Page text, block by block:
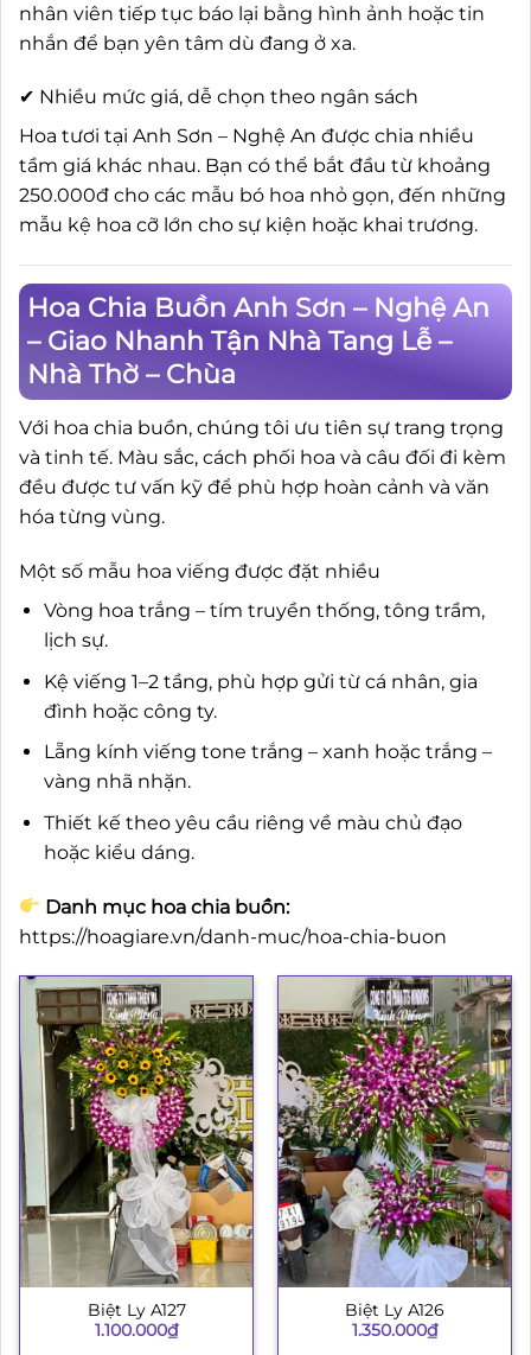
nhân viên tiếp tục báo lại bằng hình ảnh hoặc tin
nhắn để bạn yên tâm dù đang ở xa.
✔ Nhiều mức giá, dễ chọn theo ngân sách
Hoa tươi tại Anh Sơn – Nghệ An được chia nhiều
tầm giá khác nhau. Bạn có thể bắt đầu từ khoảng
250.000đ cho các mẫu bó hoa nhỏ gọn, đến những
mẫu kệ hoa cỡ lớn cho sự kiện hoặc khai trương.
Hoa Chia Buồn Anh Sơn – Nghệ An
– Giao Nhanh Tận Nhà Tang Lễ –
Nhà Thờ – Chùa
Với hoa chia buồn, chúng tôi ưu tiên sự trang trọng
và tinh tế. Màu sắc, cách phối hoa và câu đối đi kèm
đều được tư vấn kỹ để phù hợp hoàn cảnh và văn
hóa từng vùng.
Một số mẫu hoa viếng được đặt nhiều
Vòng hoa trắng – tím truyền thống, tông trầm,
lịch sự.
Kệ viếng 1–2 tầng, phù hợp gửi từ cá nhân, gia
đình hoặc công ty.
Lẵng kính viếng tone trắng – xanh hoặc trắng –
vàng nhã nhặn.
Thiết kế theo yêu cầu riêng về màu chủ đạo
hoặc kiểu dáng.
Danh mục hoa chia buồn:
https://hoagiare.vn/danh-muc/hoa-chia-buon
Biệt Ly A127
1.100.000₫
Biệt Ly A126
1.350.000₫